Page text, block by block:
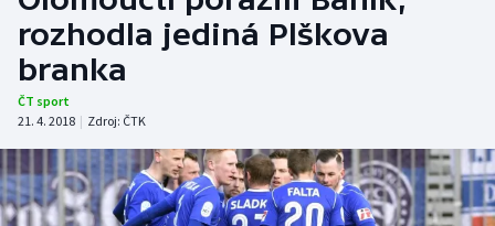
Hokej
Tenis
Atletika
Cyklistika
rozhodla jediná Plškova
branka
ČT sport
21. 4. 2018 | Zdroj: ČTK